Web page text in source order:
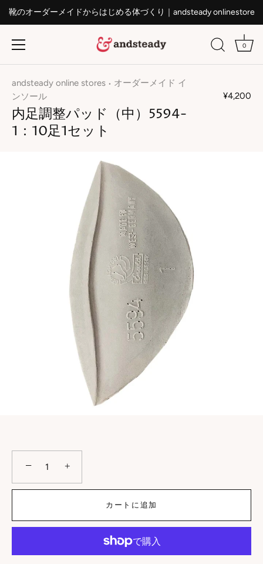
靴のオーダーメイドからはじめる体づくり｜andsteady onlinestore
0
andsteady online stores • オーダーメイド イ
ンソール
¥4,200
内足調整パッド（中）5594-
1：10足1セット
− +
カートに追加